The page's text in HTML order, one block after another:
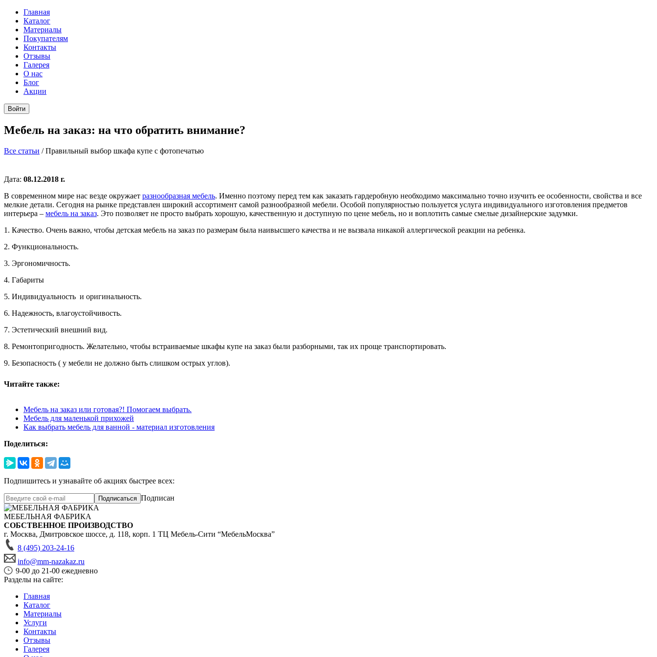
Главная
Каталог
Материалы
Покупателям
Контакты
Отзывы
Галерея
О нас
Блог
Акции
Войти
Мебель на заказ: на что обратить внимание?
Все статьи /Правильный выбор шкафа купе с фотопечатью
Дата: 08.12.2018 г.
В современном мире нас везде окружает разнообразная мебель. Именно поэтому перед тем как заказать гардеробную необходимо максимально точно изучить ее особенности, свойства и все
мелкие детали. Сегодня на рынке представлен широкий ассортимент самой разнообразной мебели. Особой популярностью пользуется услуга индивидуального изготовления предметов
интерьера – мебель на заказ. Это позволяет не просто выбрать хорошую, качественную и доступную по цене мебель, но и воплотить самые смелые дизайнерские задумки.
1 . Качество. Очень важно, чтобы детская мебель на заказ по размерам была наивысшего качества и не вызвала никакой аллергической реакции на ребенка.
2. Функциональность.
3. Эргономичность.
4. Габариты
5. Индивидуальность и оригинальность.
6. Надежность, влагоустойчивость.
7. Эстетический внешний вид.
8. Ремонтопригодность. Желательно, чтобы встраиваемые шкафы купе на заказ были разборными, так их проще транспортировать.
9. Безопасность ( у мебели не должно быть слишком острых углов).
Читайте также:
Мебель на заказ или готовая?! Помогаем выбрать.
Мебель для маленькой прихожей
Как выбрать мебель для ванной - материал изготовления
Поделиться:
Подпишитесь и узнавайте об акциях быстрее всех:
Подписаться Подписан
МЕБЕЛЬНАЯ ФАБРИКА
СОБСТВЕННОЕ ПРОИЗВОДСТВО
г. Москва, Дмитровское шоссе, д. 118, корп. 1 ТЦ Мебель-Сити “МебельМосква”
8 (495) 203-24-16
info@mm-nazakaz.ru
9-00 до 21-00 ежедневно
Разделы на сайте:
Главная
Каталог
Материалы
Услуги
Контакты
Отзывы
Галерея